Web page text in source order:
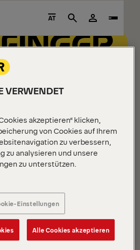
AT Search
VERWENDET
akzeptieren“ klicken,
von Cookies auf Ihrem
zu verbessern,
zu analysieren und unsere
zu unterstützen.
Einstellungen
Alle Cookies akzeptieren